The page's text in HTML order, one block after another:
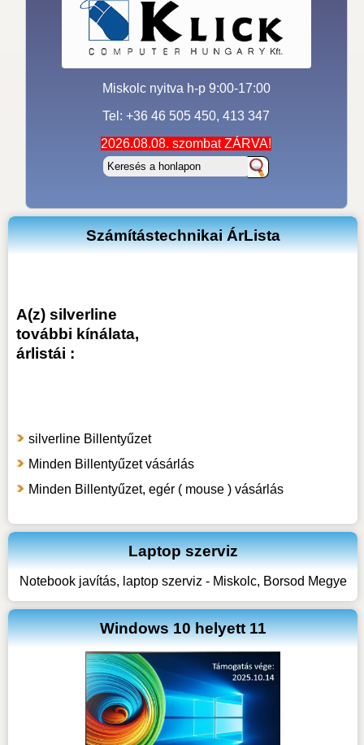
Miskolc nyitva h-p 9:00-17:00
Tel: +36 46 505 450, 413 347
2026.08.08. szombat ZÁRVA!
Számítástechnikai ÁrLista
A(z) silverline
további kínálata,
árlistái :
silverline Billentyűzet
Minden Billentyűzet vásárlás
Minden Billentyűzet, egér ( mouse ) vásárlás
Laptop szerviz
Notebook javítás, laptop szerviz - Miskolc, Borsod Megye
Windows 10 helyett 11